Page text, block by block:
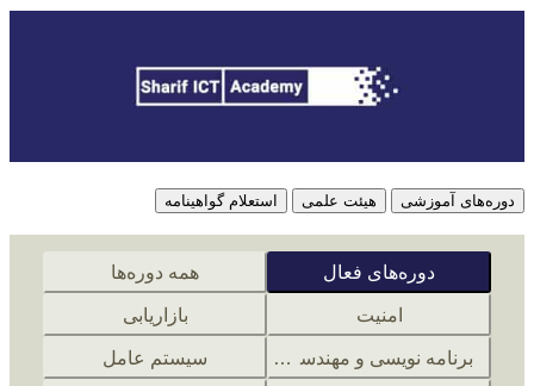
دوره‌های آموزشی هیئت علمی استعلام گواهینامه
دوره‌های فعال همه دوره‌ها
امنیت بازاریابی
برنامه نویسی و مهندسی نرم افزار سیستم عامل